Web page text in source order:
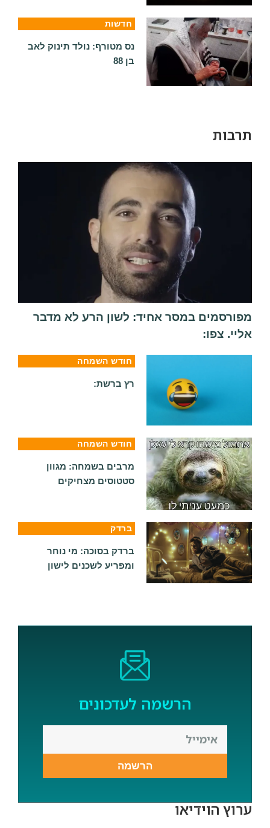
חדשות
נס מטורף: נולד תינוק לאב
בן 88
תרבות
מפורסמים במסר אחיד: לשון הרע לא מדבר
אליי. צפו:
חודש השמחה
רץ ברשת:
חודש השמחה
מרבים בשמחה: מגוון
סטטוסים מצחיקים
ברדק
ברדק בסוכה: מי נוחר
ומפריע לשכנים לישון
הרשמה לעדכונים
הרשמה
ערוץ הוידיאו